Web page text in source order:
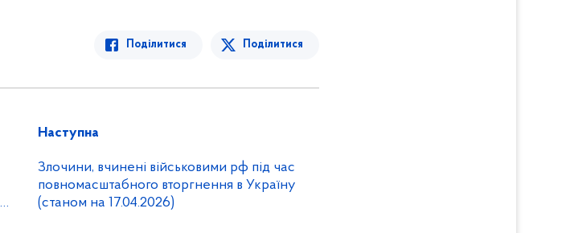
Поділитися Поділитися
Наступна
Злочини, вчинені військовими рф під час
повномасштабного вторгнення в Україну
(станом на 17.04.2026)